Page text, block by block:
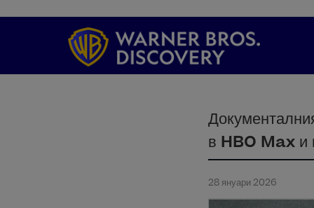
в HBO Max и
28 януари 2026